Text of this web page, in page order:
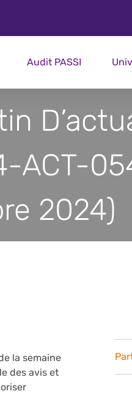
Audit PASSI
ACT-
2024)
la semaine
des avis et